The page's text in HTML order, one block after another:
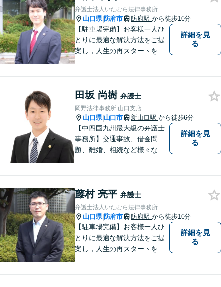
寄り添いますので、お気軽に
ご相談ください。
弁護士法人いたむら法律事務所
山口県|防府市 防府駅 から徒歩10分
【駐車場完備】お客様一人ひ
とりに最適な解決方法をご提
案し，人生の再スタートをお
無料】お気軽にご相談くださ
い。
詳細を見
る
田坂 尚樹 弁護士
岡野法律事務所 山口支店
山口県|山口市 新山口駅 から徒歩6分
【中四国九州最大級の弁護士
事務所】交通事故、借金問
題、離婚、相続など様々な問
い！
詳細を見
る
藤村 亮平 弁護士
弁護士法人いたむら法律事務所
山口県|防府市 防府駅 から徒歩10分
【駐車場完備】お客様一人ひ
とりに最適な解決方法をご提
案し，人生の再スタートをお
詳細を見
る